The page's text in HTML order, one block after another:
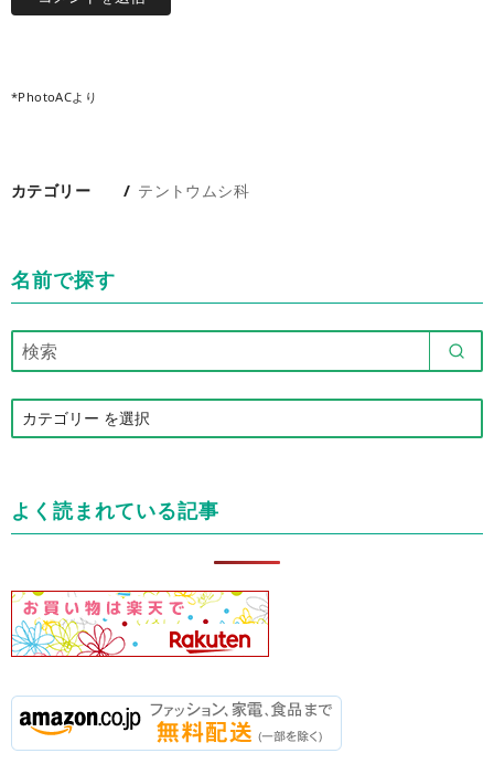
*PhotoACより
カテゴリー テントウムシ科
名前で探す
テ
ー
よく読まれている記事